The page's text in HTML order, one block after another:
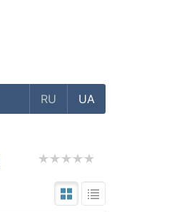
RU UA